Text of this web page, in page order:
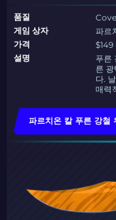
품질
게임 상자
파르
가격
$149
설명
푸른
른
다.
매력
파르치온 칼 푸른 강철